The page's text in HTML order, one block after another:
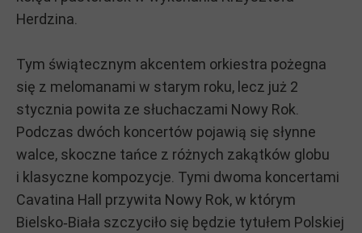
Herdzina.
Tym świątecznym akcentem orkiestra pożegna
się z melomanami w starym roku, lecz już 2
stycznia powita ze słuchaczami Nowy Rok.
Podczas dwóch koncertów pojawią się słynne
walce, skoczne tańce z różnych zakątków globu
i klasyczne kompozycje. Tymi dwoma koncertami
Cavatina Hall przywita Nowy Rok, w którym
Bielsko‑Biała szczyciło się będzie tytułem Polskiej